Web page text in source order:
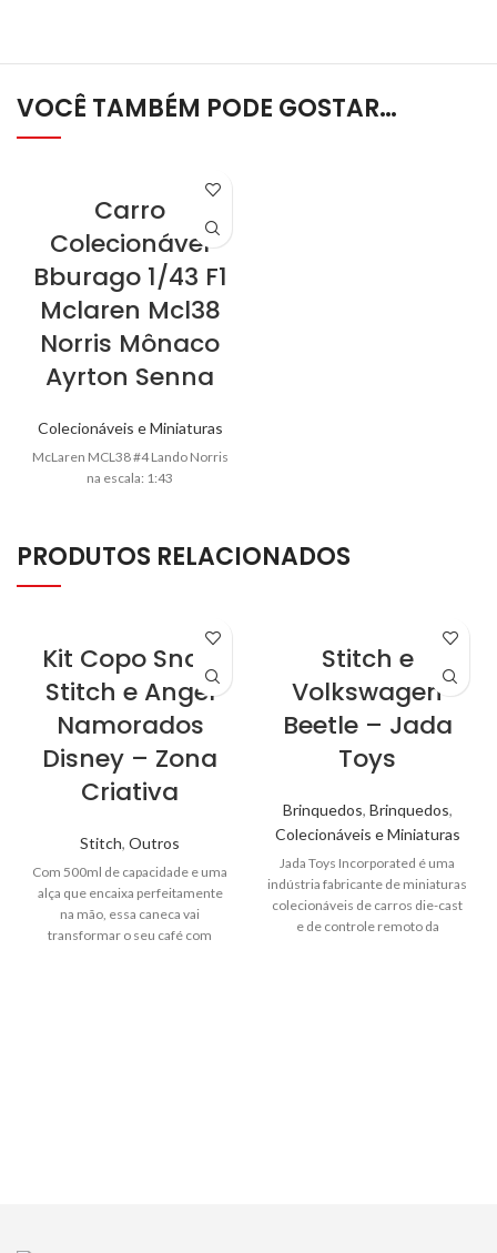
VOCÊ TAMBÉM PODE GOSTAR…
Carro
Colecionável
Bburago 1/43 F1
Mclaren Mcl38
Norris Mônaco
Ayrton Senna
Colecionáveis e Miniaturas
McLaren MCL38 #4 Lando Norris
na escala: 1:43
PRODUTOS RELACIONADOS
Kit Copo Snap
Stitch e Angel
Namorados
Disney – Zona
Criativa
Stitch, Outros
Com 500ml de capacidade e uma
alça que encaixa perfeitamente
na mão, essa caneca vai
transformar o seu café com
Stitch e
Volkswagen
Beetle – Jada
Toys
Brinquedos, Brinquedos,
Colecionáveis e Miniaturas
Jada Toys Incorporated é uma
indústria fabricante de miniaturas
colecionáveis de carros die-cast
e de controle remoto da